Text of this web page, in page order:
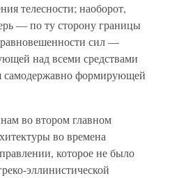
телесности; наоборот,
— по ту сторону границы
сил —
над всеми средствами
самодержавно формирующей
во втором главном
во времена
которое не было
эллинистической